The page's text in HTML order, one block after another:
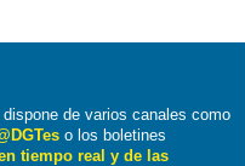
de varios canales como
o los boletines
tiempo real y de las